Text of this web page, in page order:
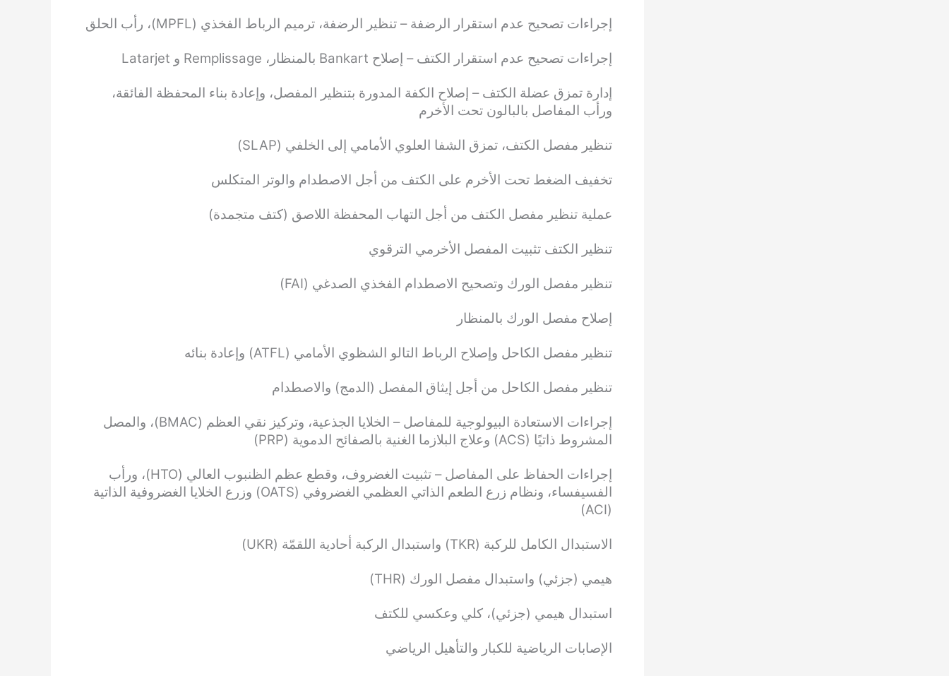
إجراءات تصحيح عدم استقرار الرضفة – تنظير الرضفة، ترميم الرباط الفخذي (MPFL)، رأب الحلق
إجراءات تصحيح عدم استقرار الكتف – إصلاح Bankart بالمنظار، Remplissage و Latarjet
إدارة تمزق عضلة الكتف – إصلاح الكفة المدورة بتنظير المفصل، وإعادة بناء المحفظة الفائقة،
ورأب المفاصل بالبالون تحت الأخرم
تنظير مفصل الكتف، تمزق الشفا العلوي الأمامي إلى الخلفي (SLAP)
تخفيف الضغط تحت الأخرم على الكتف من أجل الاصطدام والوتر المتكلس
عملية تنظير مفصل الكتف من أجل التهاب المحفظة اللاصق (كتف متجمدة)
تنظير الكتف تثبيت المفصل الأخرمي الترقوي
تنظير مفصل الورك وتصحيح الاصطدام الفخذي الصدغي (FAI)
إصلاح مفصل الورك بالمنظار
تنظير مفصل الكاحل وإصلاح الرباط التالو الشظوي الأمامي (ATFL) وإعادة بنائه
تنظير مفصل الكاحل من أجل إيثاق المفصل (الدمج) والاصطدام
إجراءات الاستعادة البيولوجية للمفاصل – الخلايا الجذعية، وتركيز نقي العظم (BMAC)، والمصل
المشروط ذاتيًا (ACS) وعلاج البلازما الغنية بالصفائح الدموية (PRP)
إجراءات الحفاظ على المفاصل – تثبيت الغضروف، وقطع عظم الظنبوب العالي (HTO)، ورأب
الفسيفساء، ونظام زرع الطعم الذاتي العظمي الغضروفي (OATS) وزرع الخلايا الغضروفية الذاتية
(ACI)
الاستبدال الكامل للركبة (TKR) واستبدال الركبة أحادية اللقمّة (UKR)
هيمي (جزئي) واستبدال مفصل الورك (THR)
استبدال هيمي (جزئي)، كلي وعكسي للكتف
الإصابات الرياضية للكبار والتأهيل الرياضي